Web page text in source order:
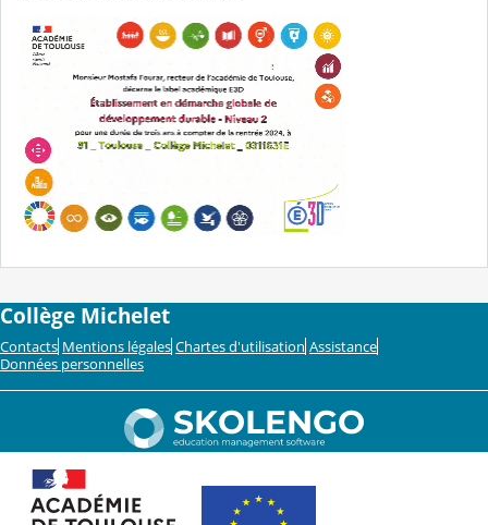
Collège Michelet
Contacts Mentions légales Chartes d'utilisation Assistance
Données personnelles